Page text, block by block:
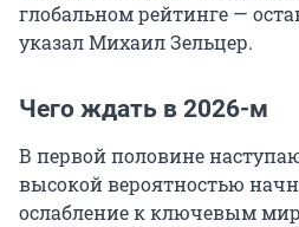
глобальном рейтинге —
указал Михаил Зельцер.
Чего ждать в 2026-м
В первой половине
высокой вероятностью
ослабление к ключевым